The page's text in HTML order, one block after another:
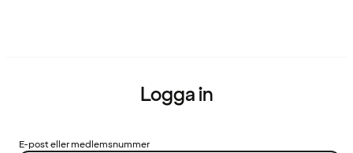
Logga in
E-post eller medlemsnummer